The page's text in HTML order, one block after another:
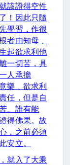
該證得空性
！因此只隨
學習，作很
者由知母﹑
起欲求利他
一切苦，具
人承擔
樂﹑欲求利
任，但是自
。誰有能
得佛果。故
，之前必須
安立。
就入了大乘